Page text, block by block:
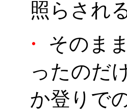
照らされ
・
そのま
ったのだ
か登りで